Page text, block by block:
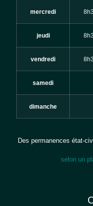
mercredi
jeudi
vendredi
samedi
dimanche
Des permanences état-
selon un